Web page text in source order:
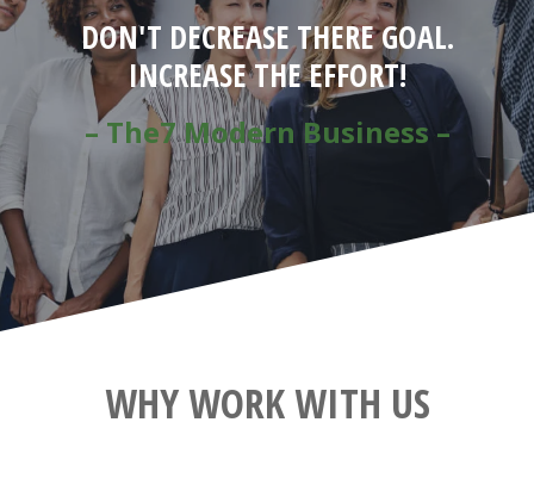
DON'T DECREASE THERE GOAL.
INCREASE THE EFFORT!
– The7 Modern Business –
WHY WORK WITH US